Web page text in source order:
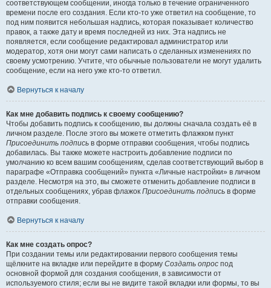
соответствующем сообщении, иногда только в течение ограниченного
времени после его создания. Если кто-то уже ответил на сообщение, то
под ним появится небольшая надпись, которая показывает количество
правок, а также дату и время последней из них. Эта надпись не
появляется, если сообщение редактировал администратор или
модератор, хотя они могут сами написать о сделанных изменениях по
своему усмотрению. Учтите, что обычные пользователи не могут удалить
сообщение, если на него уже кто-то ответил.
Вернуться к началу
Как мне добавить подпись к своему сообщению?
Чтобы добавить подпись к сообщению, вы должны сначала создать её в
личном разделе. После этого вы можете отметить флажком пункт
Присоединить подпись в форме отправки сообщения, чтобы подпись
добавилась. Вы также можете настроить добавление подписи по
умолчанию ко всем вашим сообщениям, сделав соответствующий выбор в
параграфе «Отправка сообщений» пункта «Личные настройки» в личном
разделе. Несмотря на это, вы сможете отменить добавление подписи в
отдельных сообщениях, убрав флажок Присоединить подпись в форме
отправки сообщения.
Вернуться к началу
Как мне создать опрос?
При создании темы или редактировании первого сообщения темы
щёлкните на вкладке или перейдите в форму Создать опрос под
основной формой для создания сообщения, в зависимости от
используемого стиля; если вы не видите такой вкладки или формы, то вы